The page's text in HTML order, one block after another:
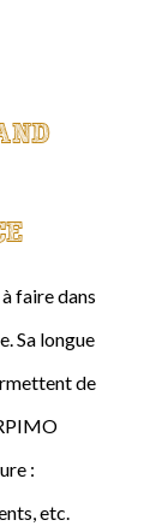
faire dans
Sa longue
de
:
etc.